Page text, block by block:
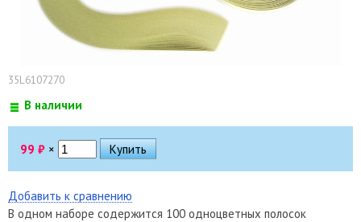
35L6107270
В наличии
99 ₽ ×
Добавить к сравнению
В одном наборе содержится 100 одноцветных полосок